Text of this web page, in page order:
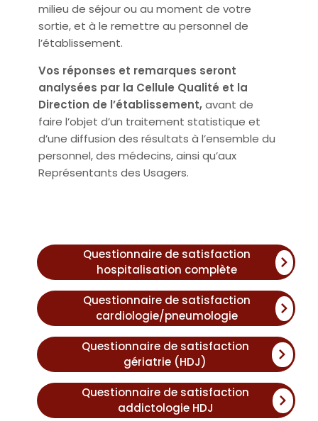
milieu de séjour ou au moment de votre
sortie, et à le remettre au personnel de
l’établissement.
Vos réponses et remarques seront
analysées par la Cellule Qualité et la
Direction de l’établissement,avant de
faire l’objet d’un traitement statistique et
d’une diffusion des résultats à l’ensemble du
personnel, des médecins, ainsi qu’aux
Représentants des Usagers.
Questionnaire de satisfaction
hospitalisation complète
Questionnaire de satisfaction
cardiologie/pneumologie
Questionnaire de satisfaction
gériatrie (HDJ)
Questionnaire de satisfaction
addictologie HDJ